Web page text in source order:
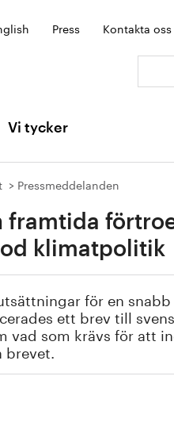
Press Kontakta oss
Vi tycker
Pressmeddelanden
klimatpolitik
för en
ett brev till
vad som krävs för att